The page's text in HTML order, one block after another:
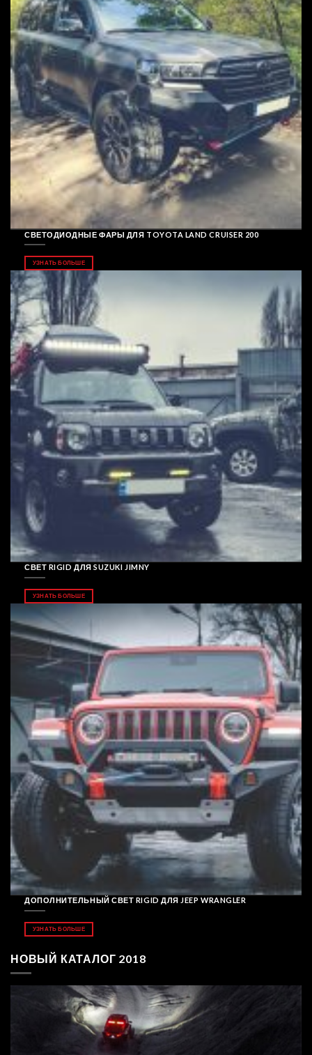
СВЕТОДИОДНЫЕ ФАРЫ ДЛЯ TOYOTA LAND CRUISER 200
УЗНАТЬ БОЛЬШЕ
СВЕТ RIGID ДЛЯ SUZUKI JIMNY
УЗНАТЬ БОЛЬШЕ
ДОПОЛНИТЕЛЬНЫЙ СВЕТ RIGID ДЛЯ JEEP WRANGLER
УЗНАТЬ БОЛЬШЕ
НОВЫЙ КАТАЛОГ 2018